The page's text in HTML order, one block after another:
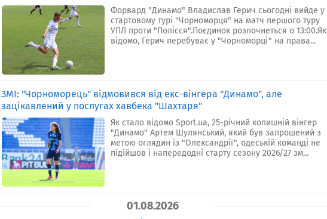
Форвард "Динамо" Владислав Герич сьогодні вийде у
стартовому турі "Чорноморця" на матч першого туру
УПЛ проти "Полісся".Поєдинок розпочнеться о 13:00.Як
відомо, Герич перебуває у "Чорноморці" на права...
ЗМІ: "Чорноморець" відмовився від екс-вінгера "Динамо", але
зацікавлений у послугах хавбека "Шахтаря"
Як стало відомо Sport.ua, 25-річний колишній вінгер
"Динамо" Артем Шулянський, який був запрошений з
метою оглядин із "Олександрії", одеській команді не
підійшов і напередодні старту сезону 2026/27 зм...
01.08.2026